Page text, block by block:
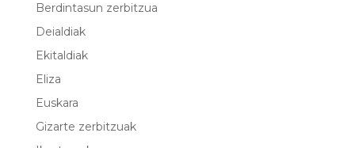
Berdintasun zerbitzua
Deialdiak
Ekitaldiak
Eliza
Euskara
Gizarte zerbitzuak